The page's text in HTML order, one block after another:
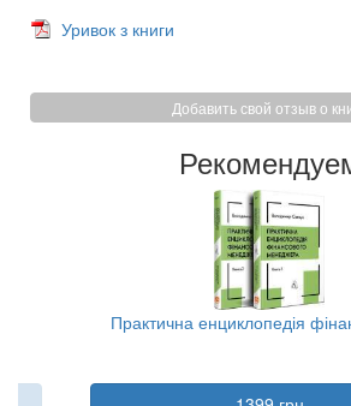
Уривок з книги
Добавить свой отзыв о
Практична енциклопедія